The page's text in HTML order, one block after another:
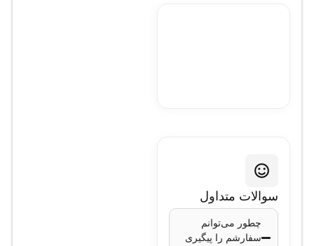
سوالات متداول
چطور می‌توانم
سفارشم را پیگیری